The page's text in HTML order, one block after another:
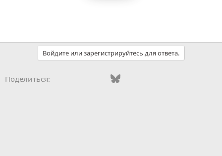
Войдите или зарегистрируйтесь для ответа.
Поделиться: Odnoklassniki
Mail.ruBluesky